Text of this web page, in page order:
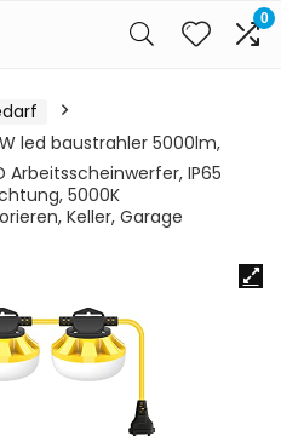
0
led baustrahler 5000lm,
Arbeitsscheinwerfer, IP65
5000K
Keller, Garage